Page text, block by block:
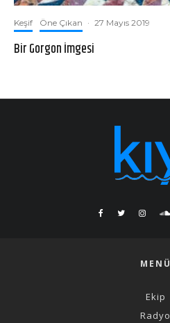
Keşif Öne Çıkan · 27 Mayıs 2019
Bir Gorgon İmgesi
MENÜ
Ekip
Radyo